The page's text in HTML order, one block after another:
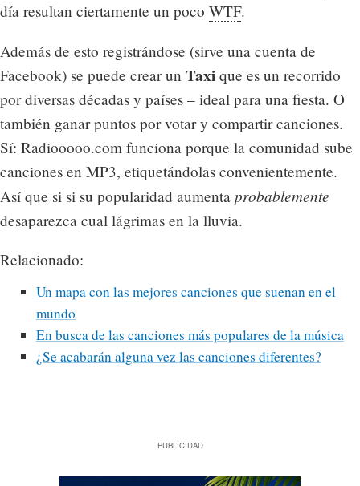
día resultan ciertamente un poco WTF.
Además de esto registrándose (sirve una cuenta de
Facebook) se puede crear un Taxi que es un recorrido
por diversas décadas y países – ideal para una fiesta. O
también ganar puntos por votar y compartir canciones.
Sí: Radiooooo.com funciona porque la comunidad sube
canciones en MP3, etiquetándolas convenientemente.
Así que si si su popularidad aumenta probablemente
desaparezca cual lágrimas en la lluvia.
Relacionado:
Un mapa con las mejores canciones que suenan en el
mundo
En busca de las canciones más populares de la música
¿Se acabarán alguna vez las canciones diferentes?
PUBLICIDAD